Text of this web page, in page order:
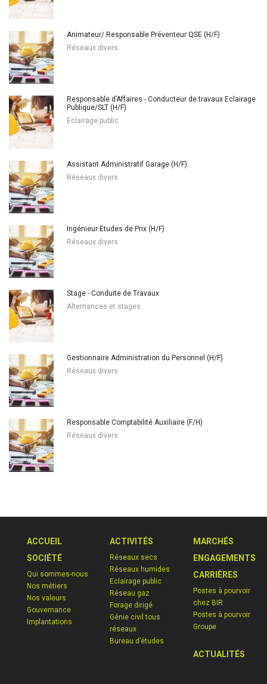
Animateur/ Responsable Préventeur QSE (H/F)
Réseaux divers
Responsable d’Affaires - Conducteur de travaux Eclairage
Publique/SLT (H/F)
Eclairage public
Assistant Administratif Garage (H/F)
Réseaux divers
Ingénieur Etudes de Prix (H/F)
Réseaux divers
Stage - Conduite de Travaux
Alternances et stages
Gestionnaire Administration du Personnel (H/F)
Réseaux divers
Responsable Comptabilité Auxiliaire (F/H)
Réseaux divers
ACCUEIL
SOCIÉTÉ
Qui sommes-nous
Nos métiers
Nos valeurs
Gouvernance
Implantations
ACTIVITÉS
Réseaux secs
Réseaux humides
Eclairage public
Réseau gaz
Forage dirigé
Génie civil tous
réseaux
Bureau d’études
MARCHÉS
ENGAGEMENTS
CARRIÈRES
Postes à pourvoir
chez BIR
Postes à pourvoir
Groupe
ACTUALITÉS